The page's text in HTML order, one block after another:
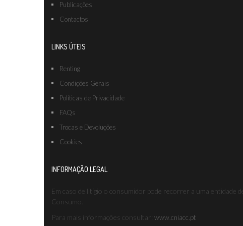
Publicações
Contactos
LINKS ÚTEIS
Renting
Condições Gerais
Políticas de Privacidade
FAQs
Trocas e Devoluções
Cookies
INFORMAÇÃO LEGAL
Em caso de litígio o consumidor pode recorrer a uma
Consumo.
Para mais informações consultar: www.cniacc.pt